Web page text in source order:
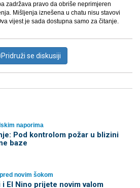
zadržava pravo da obriše neprimjeren
Mišljenja iznešena u chatu nisu stavovi
vijest je sada dostupna samo za čitanje.
Pridruži se diskusiji
naporima
Pod kontrolom požar u blizini
baze
novim šokom
i El Nino prijete novim valom